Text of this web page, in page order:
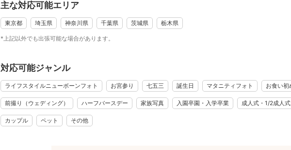
写真は何度も見返すことでこそ、その価値が育ち、当時の思い出がより愛おしいものとなり
なっていくものです。
だからこそ、自然と見返したくなるために“見返した時に思わず微笑んでしまう場面・瞬間“
◎撮影時に大切にしている4つのこと
そんな場面・瞬間を撮影するために、特に大切にしている4つのことがあります。
➀今しか残せないものことを撮影する
主な対応可能エリア
東京都 埼玉県 神奈川県 千葉県 茨城県 栃木県
*上記以外でも出張可能な場合があります。
対応可能ジャンル
ライフスタイルニューボーンフォト お宮参り 七五三 誕生日 マタニティフォト お食い初
前撮り（ウェディング） ハーフバースデー 家族写真 入園卒園・入学卒業 成人式・1/2成人式
カップル ペット その他